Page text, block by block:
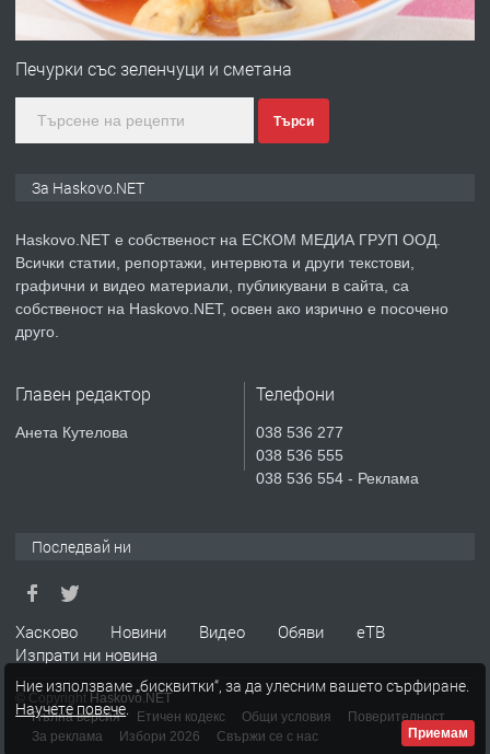
ПРЕДЛАГА
№4120 Магазин/Офис под наем в кв.
градската градина!
преди 3 дни
ПРЕДЛАГА
Продавам парцел в гр. Хасково кв.
СГЛОБЯВАНЕ НА МЕБЕЛИ.
апартамент под наем в кв.
Училищни, гр. Хасково.
преди 3 дни
Печурки със зеленчуци и сметана
Търси
За Haskovo.NET
Haskovo.NET е собственост на ЕСКОМ МЕДИА ГРУП ООД.
Всички статии, репортажи, интервюта и други текстови,
графични и видео материали, публикувани в сайта, са
собственост на Haskovo.NET, освен ако изрично е посочено
друго.
Главен редактор
Анета Кутелова
Телефони
038 536 277
038 536 555
038 536 554 - Реклама
Последвай ни
Хасково Новини Видео Обяви
еТВ
Изпрати ни новина
© Copyright Haskovo.NET
Пълна версия
Етичен кодекс Общи условия
Поверителност
За реклама
Избори 2026 Свържи се с нас
Ние използваме „бисквитки“, за да улесним вашето сърфиране.
Научете повече.
Приемам